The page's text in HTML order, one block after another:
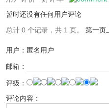
暂时还没有任何用户评论
总计 0 个记录，共 1 页。 第一页
用户：匿名用户
邮箱：
评级：
评论内容：